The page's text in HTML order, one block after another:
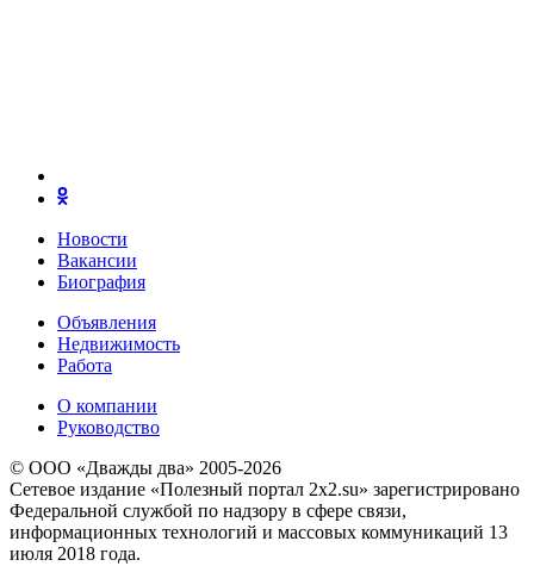
Новости
Вакансии
Биография
Объявления
Недвижимость
Работа
О компании
Руководство
© ООО «Дважды два» 2005-2026
Сетевое издание «Полезный портал 2x2.su» зарегистрировано
Федеральной службой по надзору в сфере связи,
информационных технологий и массовых коммуникаций 13
июля 2018 года.